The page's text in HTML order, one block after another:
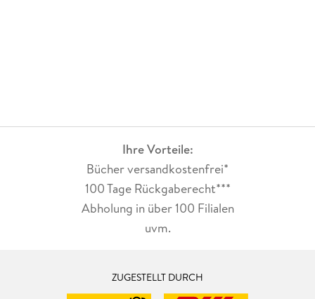
Ihre Vorteile:
Bücher versandkostenfrei*
100 Tage Rückgaberecht***
Abholung in über 100 Filialen
uvm.
ZUGESTELLT DURCH